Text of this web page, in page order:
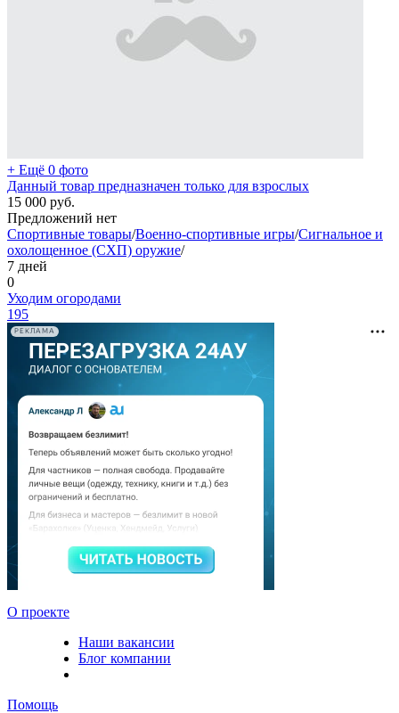
+ Ещё 0 фото
Данный товар предназначен только для взрослых
15 000 руб.
Предложений нет
Спортивные товары/Военно-спортивные игры/Сигнальное и
охолощенное (СХП) оружие/
7 дней
0
Уходим огородами
195
РЕКЛАМА
О проекте
Наши вакансии
Блог компании
Помощь